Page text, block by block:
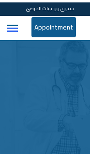
حقوق وواجبات المرضى
Appointment